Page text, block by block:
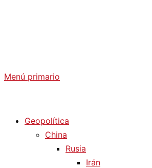
Menú primario
Geopolítica
China
Rusia
Irán